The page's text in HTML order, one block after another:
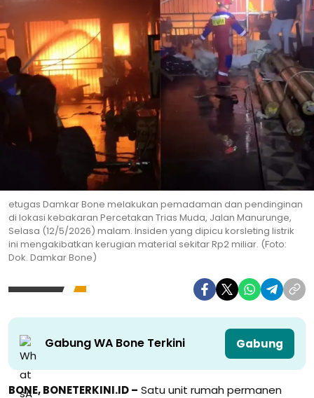
etugas Damkar Bone melakukan pemadaman dan pendinginan
di lokasi kebakaran Percetakan Trias Muda, Jalan Manurunge,
Selasa (12/5/2026) malam. Insiden yang dipicu korsleting listrik
ini mengakibatkan kerugian material sekitar Rp2 miliar. (Foto:
Dok. Damkar Bone)
Gabung WA Bone Terkini Gabung
BONE, BONETERKINI.ID – Satu unit rumah permanen